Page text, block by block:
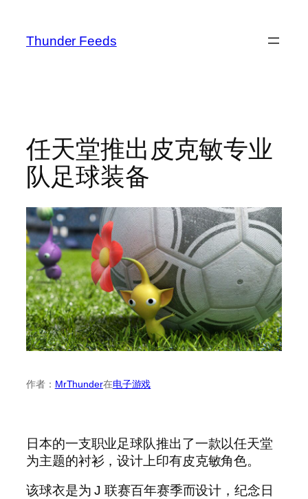
Thunder Feeds
任天堂推出皮克敏专业
队足球装备
作者： MrThunder在电子游戏
日本的一支职业足球队推出了一款以任天堂
为主题的衬衫，设计上印有皮克敏角色。
该球衣是为 J 联赛百年赛季而设计，纪念日